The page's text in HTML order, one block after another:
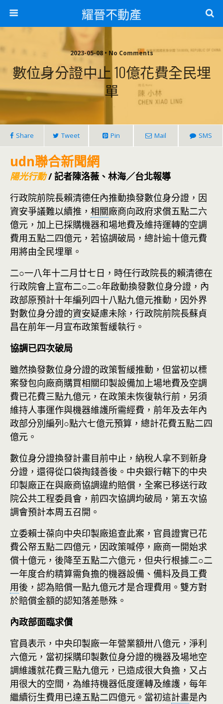
耀晉不動產
2023-05-08 • No Comments
數位身分證中止 10億花費全民埋
單
Share Tweet Pin Mail SMS
udn聯合新聞網
陽光行動 / 記者陳洛薇、林海／台北報導
行政院前院長賴清德任內推動換發數位身分證，因
資安爭議難以續推， 相關廠商向政府求償五點二六
億元，加上已採購機器和場地費及維持運轉的空調
費用五點二四億元，若協調破局，總計逾十億元費
用將由全民埋單。
二○一八年十二月廿七日，時任行政院長的賴清德在
行政院會上宣布二○二○年啟動換發數位身分證，內
政部原預計十年編列四十八點九億元推動，因外界
對數位身分證的資安疑慮未除，行政院前院長蘇貞
昌在前年一月宣布政策暫緩執行。
協調已四次破局
雖然換發數位身分證的政策暫緩推動，但當初以標
案發包向廠商購買相關印製設備加上場地費及空調
費已花費三點九億元，在政策未恢復執行前，另須
維持人事運作與機器維護所需經費，前年及去年內
政部分別編列○點六七億元預算，總計花費五點二四
億元。
數位身分證換發計畫目前中止，納稅人拿不到新身
分證，還得從口袋掏錢善後。中央銀行轄下的中央
印製廠正在與廠商協調違約賠償，全案已移送行政
院公共工程委員會，前四次協調均破局，第五次協
調會預計本周五召開。
立委賴士葆向中央印製廠追查此案，官員證實已花
費公帑五點二四億元，因政策喊停，廠商一開始求
償十億元，後降至五點二六億元，但央行根據二○二
一年度合約精算需負擔的機器設備、備料及員工費
用後，認為賠償一點九億元才是合理費用。雙方對
於賠償金額的認知落差懸殊。
內政部面臨求償
官員表示，中央印製廠一年營業額卅八億元，淨利
六億元，當初採購印製數位身分證的機器及場地空
調維護就花費三點九億元，已造成很大負擔，又占
用很大的空間，為維持機器低度運轉及維護，每年
繼續衍生費用已達五點二四億元。當初這計畫是內